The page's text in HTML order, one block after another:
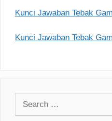
Kunci Jawaban Tebak
Kunci Jawaban Tebak